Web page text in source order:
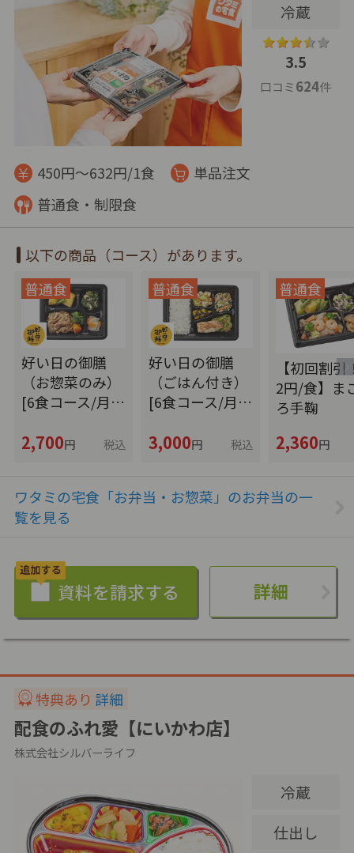
冷蔵
3.5
口コミ624件
450円～632円/1食
単品注文
普通食・制限食
以下の商品（コース）があります。
好い日の御膳
（お惣菜のみ）
[6食コース/月…
2,700円 税込
好い日の御膳
（ごはん付き）
[6食コース/月…
3,000円 税込
【初回割引
2円/食】ま
ろ手鞠
2,360円
ワタミの宅食「お弁当・お惣菜」のお弁当の一
覧を見る
詳細
特典あり 詳細
配食のふれ愛【にいかわ店】
株式会社シルバーライフ
冷蔵
仕出し